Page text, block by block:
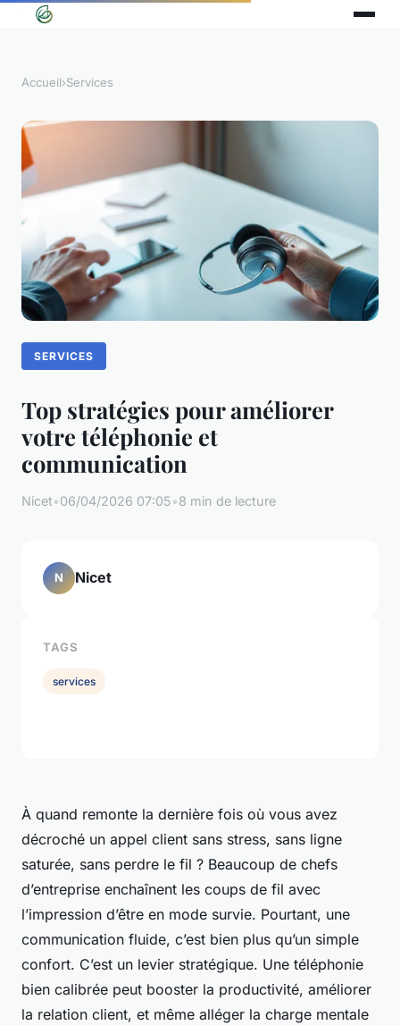
Accueil›Services
SERVICES
Top stratégies pour améliorer
votre téléphonie et
communication
Nicet•06/04/2026 07:05•8 min de lecture
À quand remonte la dernière fois où vous avez
décroché un appel client sans stress, sans ligne
saturée, sans perdre le fil ? Beaucoup de chefs
d’entreprise enchaînent les coups de fil avec
l’impression d’être en mode survie. Pourtant, une
communication fluide, c’est bien plus qu’un simple
confort. C’est un levier stratégique. Une téléphonie
bien calibrée peut booster la productivité, améliorer
la relation client, et même alléger la charge mentale
N Nicet
TAGS
services